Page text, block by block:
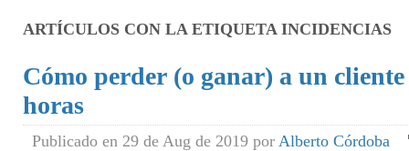
ARTÍCULOS CON LA ETIQUETA INCIDENCIAS
Cómo perder (o ganar) a un cliente
horas
Publicado en 29 de Aug de 2019 por Alberto Córdoba